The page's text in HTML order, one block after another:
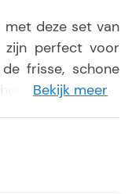
met deze set van
zijn perfect voor
frisse, schone
glas,
of thuis
Bekijk meer